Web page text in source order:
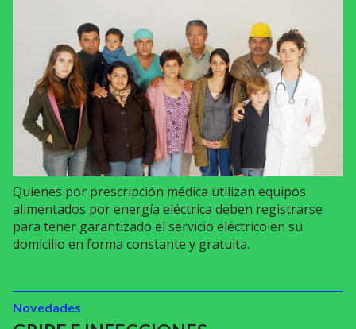
Quienes por prescripción médica utilizan equipos
alimentados por energía eléctrica deben registrarse
para tener garantizado el servicio eléctrico en su
domicilio en forma constante y gratuita.
Novedades